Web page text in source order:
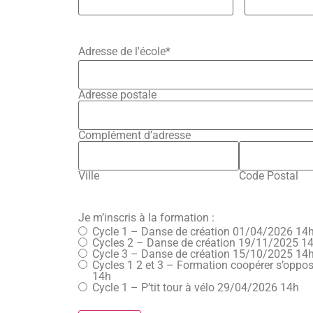
Adresse de l'école*
Adresse postale
Complément d’adresse
Ville Code Postal
Je m’inscris à la formation :
Cycle 1 – Danse de création 01/04/2026 14h
Cycles 2 – Danse de création 19/11/2025
Cycle 3 – Danse de création 15/10/2025 14h
Cycles 1 2 et 3 – Formation coopérer s’opposer 11/02/2026
14h
Cycle 1 – P’tit tour à vélo 29/04/2026 14h